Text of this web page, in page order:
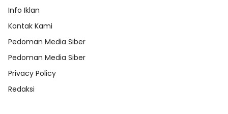
Info Iklan
Kontak Kami
Pedoman Media Siber
Pedoman Media Siber
Privacy Policy
Redaksi